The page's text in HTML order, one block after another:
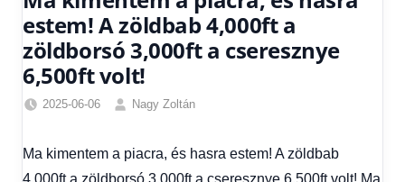
estem! A zöldbab 4,000ft a
zöldborsó 3,000ft a cseresznye
6,500ft volt!
2025-06-06
Nagy Zoltán
hírek,
Ma kimentem a piacra, és hasra estem! A zöldbab
4,000ft a zöldborsó 3,000ft a cseresznye 6,500ft volt! Ma